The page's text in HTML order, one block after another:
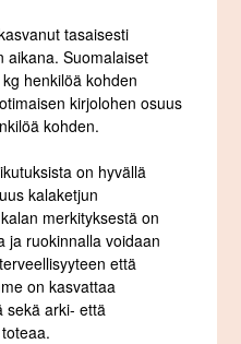
tasaisesti
aikana. Suomalaiset
henkilöä kohden
kirjolohen osuus
kohden.
on hyvällä
kalaketjun
merkityksestä on
ja ruokinnalla voidaan
että
on kasvattaa
sekä arki- että